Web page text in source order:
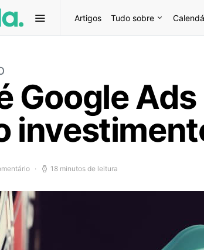
Artigos Tudo sobre
Google
18 minutos de leitura